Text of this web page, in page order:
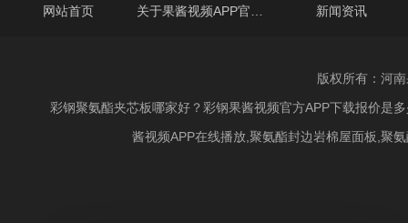
网站首页 新闻资讯
版权所有：河
彩钢聚氨酯夹芯板哪家好？彩钢果酱视频官方APP下载报价
酱视频APP在线播放,聚氨酯封边岩棉屋面板,聚